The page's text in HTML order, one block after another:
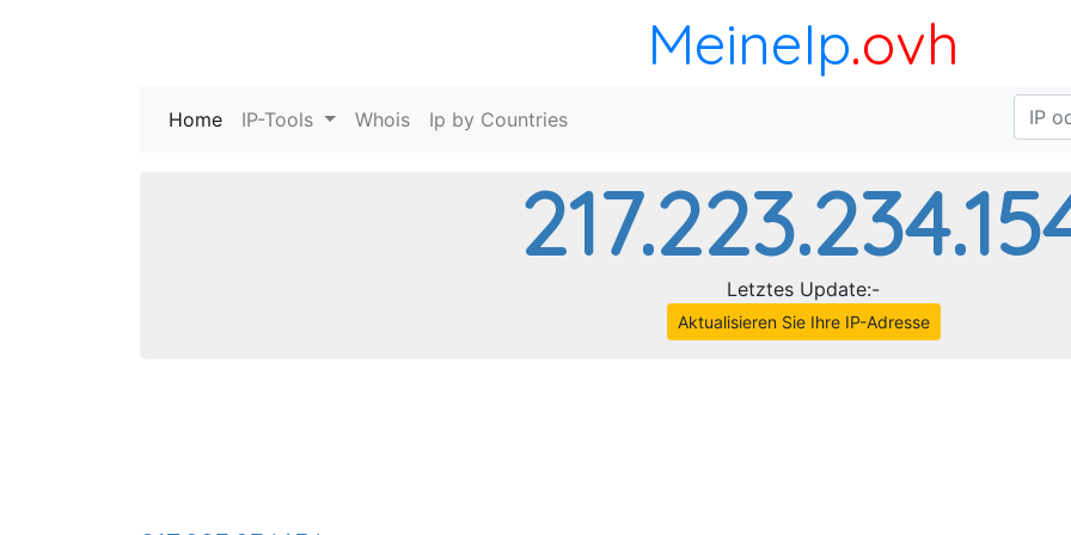
MeineIp.ovh
Home (current)
IP-Tools Whois Ip by Countries
Letztes Update:-
Aktualisieren Sie Ihre IP-Adresse